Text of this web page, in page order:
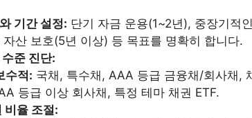
기간 설정: 단기 자금 운용(1~2년), 중장기적
자산 보호(5년 이상) 등 목표를 명확히 합니다.
준 진단:
수적: 국채, 특수채, AAA 등급 금융채/회사채,
등급 이상 회사채, 특정 테마 채권 ETF.
비율 조절: